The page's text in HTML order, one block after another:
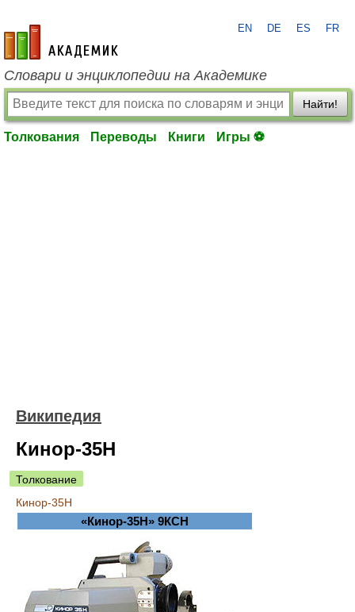
academic.ru
EN DE ES FR
Словари и энциклопедии на Академике
Найти!
Толкования Переводы Книги Игры ⚽
Википедия
Кинор-35Н
Толкование
Кинор-35Н
«Кинор-35Н» 9КСН